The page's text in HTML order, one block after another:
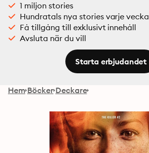
1 miljon stories
Hundratals nya stories varje vecka
Få tillgång till exklusivt innehåll
Avsluta när du vill
Starta erbjudandet
Hem Böcker Deckare